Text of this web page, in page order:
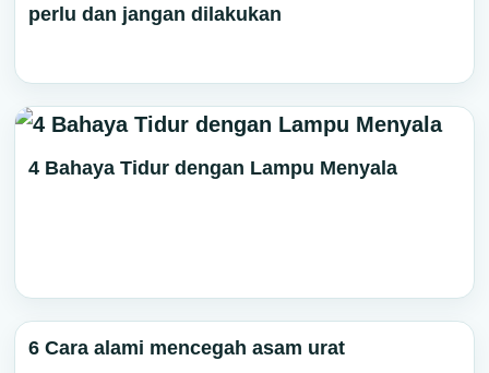
perlu dan jangan dilakukan
4 Bahaya Tidur dengan Lampu Menyala
6 Cara alami mencegah asam urat